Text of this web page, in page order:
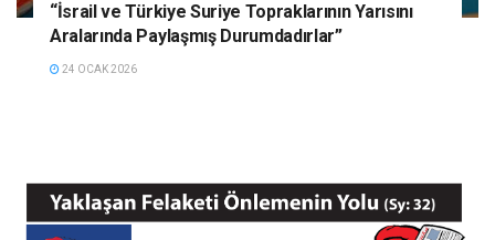
“İsrail ve Türkiye Suriye Topraklarının Yarısını
Aralarında Paylaşmış Durumdadırlar”
24 OCAK 2026